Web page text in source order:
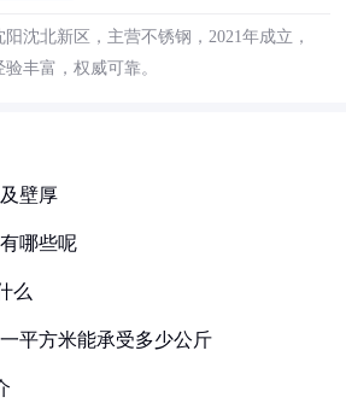
沈北新区，主营不锈钢，2021年成立，
丰富，权威可靠。
壁厚
哪些呢
么
平方米能承受多少公斤